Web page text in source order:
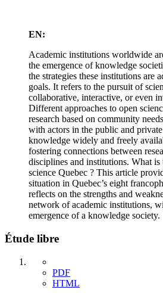
EN:
Academic institutions worldwide
the emergence of knowledge
the strategies these institutions are
goals. It refers to the pursuit of
collaborative, interactive, or even
Different approaches to open
research based on community
with actors in the public and
knowledge widely and freely
fostering connections between
disciplines and institutions. What is
science Quebec ? This article
situation in Quebec’s eight
reflects on the strengths and
network of academic institutions,
emergence of a knowledge society.
Étude libre
PDF
HTML